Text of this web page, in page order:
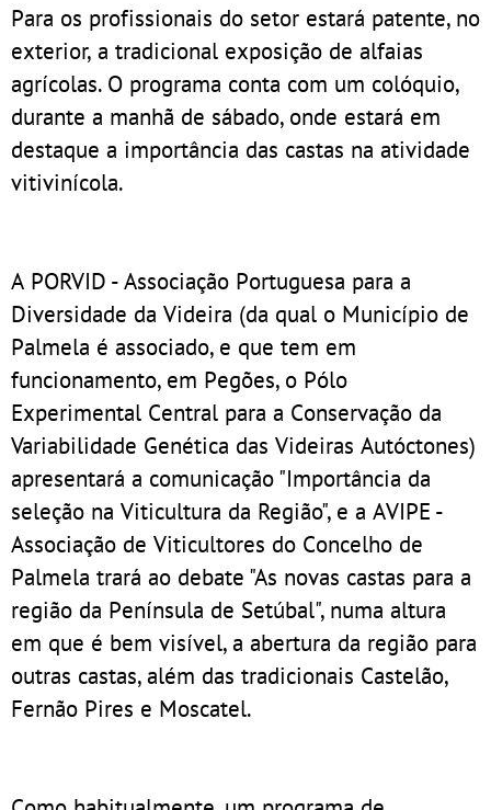
Para os profissionais do setor estará patente, no
exterior, a tradicional exposição de alfaias
agrícolas. O programa conta com um colóquio,
durante a manhã de sábado, onde estará em
destaque a importância das castas na atividade
vitivinícola.
A PORVID - Associação Portuguesa para a
Diversidade da Videira (da qual o Município de
Palmela é associado, e que tem em
funcionamento, em Pegões, o Pólo
Experimental Central para a Conservação da
Variabilidade Genética das Videiras Autóctones)
apresentará a comunicação "Importância da
seleção na Viticultura da Região", e a AVIPE -
Associação de Viticultores do Concelho de
Palmela trará ao debate "As novas castas para a
região da Península de Setúbal", numa altura
em que é bem visível, a abertura da região para
outras castas, além das tradicionais Castelão,
Fernão Pires e Moscatel.